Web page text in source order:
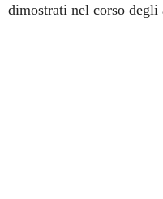
dimostrati nel corso degli